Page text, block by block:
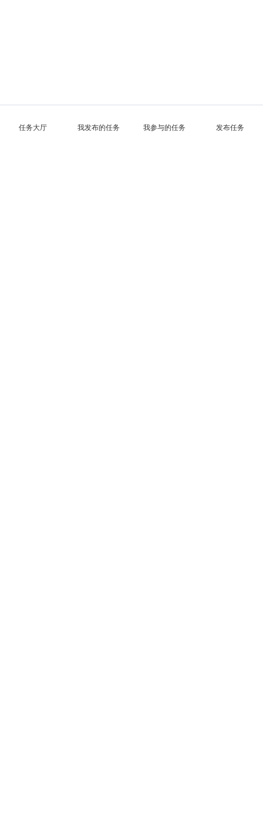
任务大厅 我发布的任务 我参与的任务 发布任务